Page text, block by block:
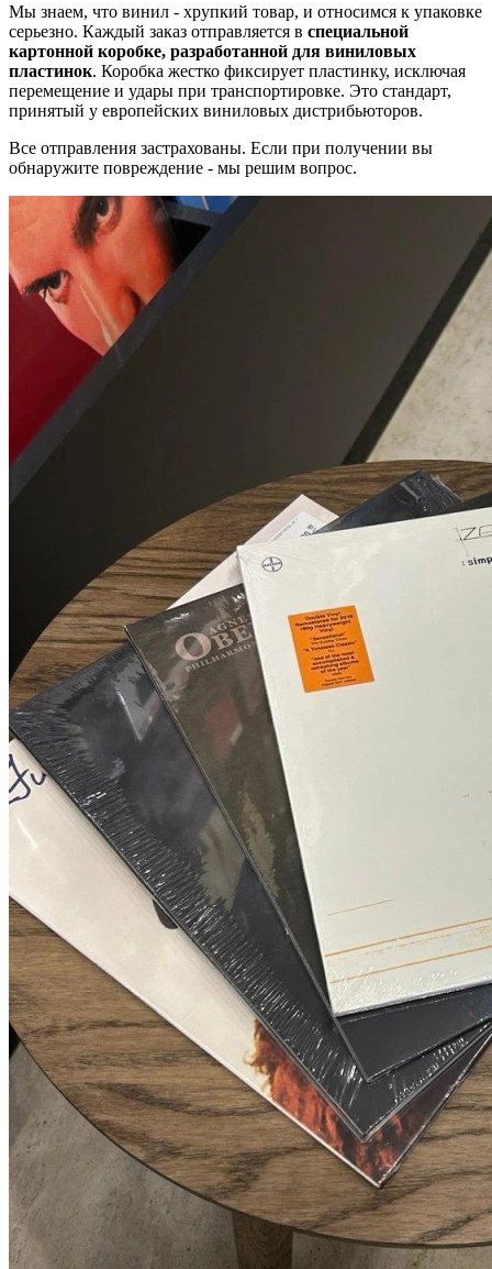
Мы знаем, что винил - хрупкий товар, и относимся к упаковке
серьезно. Каждый заказ отправляется в специальной
картонной коробке, разработанной для виниловых
пластинок. Коробка жестко фиксирует пластинку, исключая
перемещение и удары при транспортировке. Это стандарт,
принятый у европейских виниловых дистрибьюторов.
Все отправления застрахованы. Если при получении вы
обнаружите повреждение - мы решим вопрос.